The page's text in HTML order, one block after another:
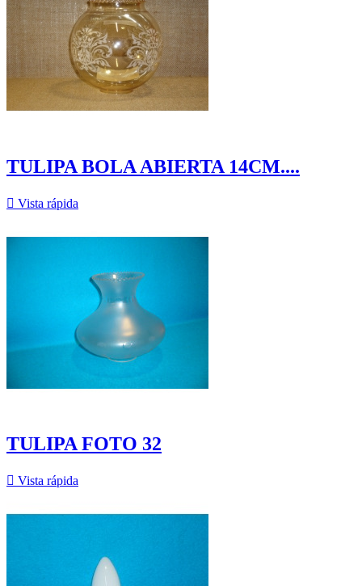
TULIPA BOLA ABIERTA 14CM....
 Vista rápida
TULIPA FOTO 32
 Vista rápida